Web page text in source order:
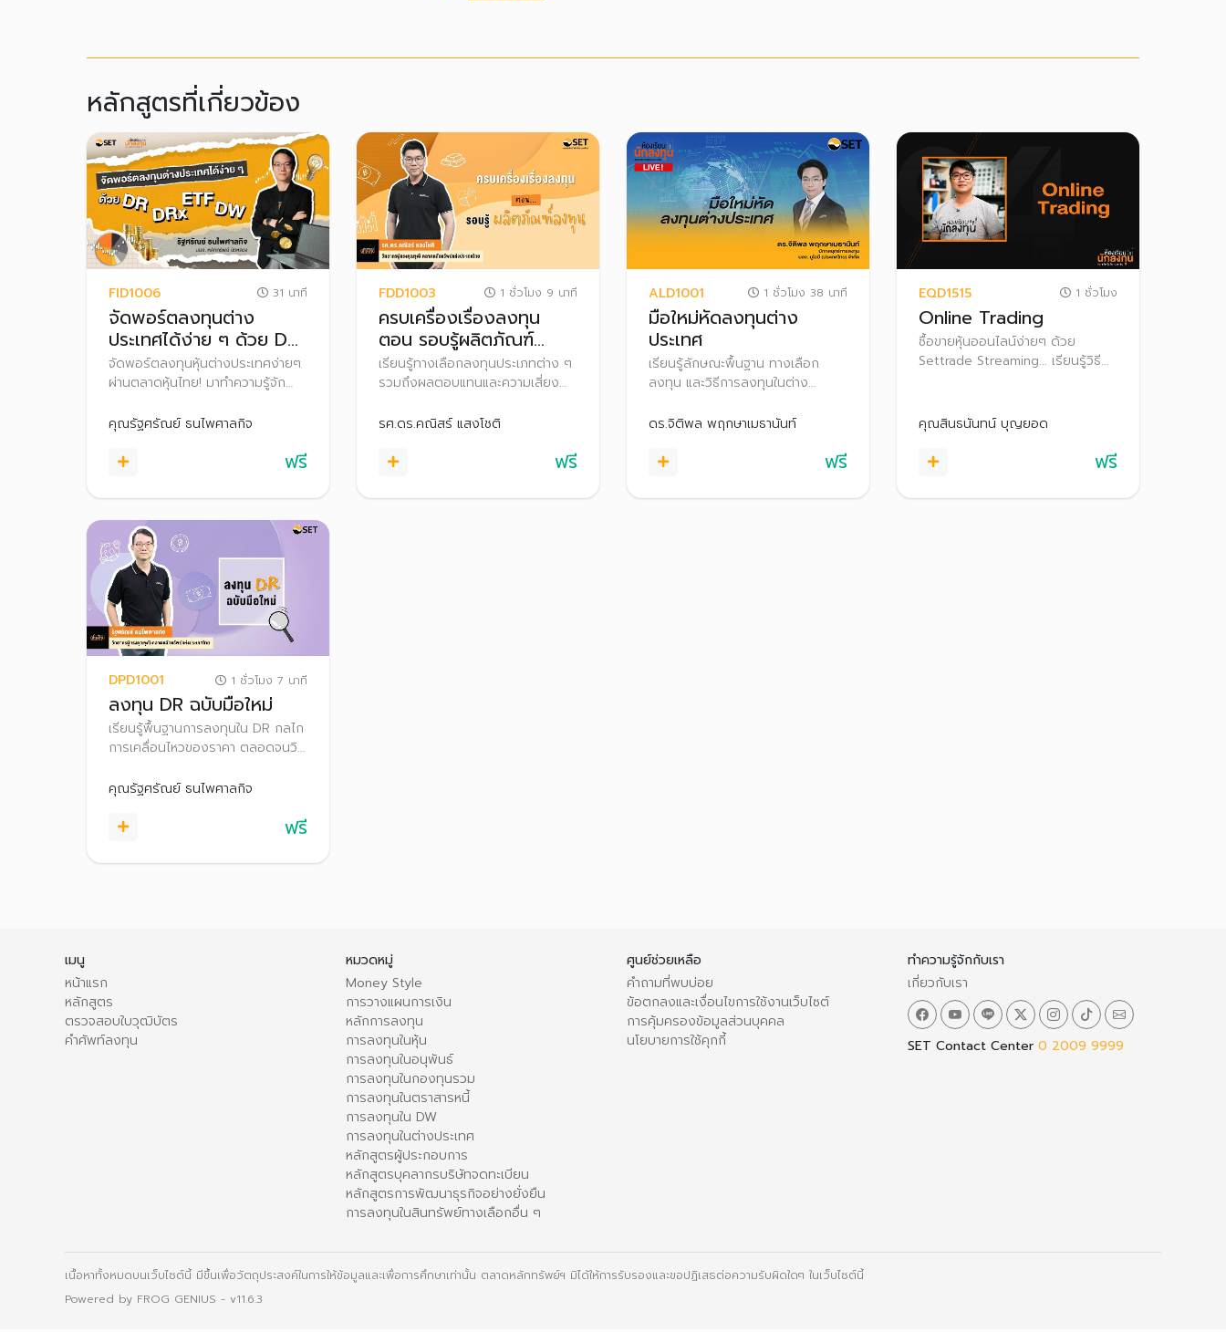
หลักสูตรที่เกี่ยวข้อง
FID1006 31 นาที
จัดพอร์ตลงทุนต่าง
ประเทศได้ง่าย ๆ ด้วย DR
DRx ETF DW
จัดพอร์ตลงทุนหุ้นต่างประเทศง่ายๆ
ผ่านตลาดหุ้นไทย! มาทำความรู้จัก
ลงทุนในบริษัทดังระดับโลกได้สะดวก
คุณรัฐศรัณย์ ธนไพศาลกิจ
ฟรี
FDD1003 1 ชั่วโมง 9 นาที
ครบเครื่องเรื่องลงทุน
ตอน รอบรู้ผลิตภัณฑ์
ลงทุน
เรียนรู้ทางเลือกลงทุนประเภทต่าง ๆ
รวมถึงผลตอบแทนและความเสี่ยง
สนามลงทุนอย่างมั่นใจ
รศ.ดร.คณิสร์ แสงโชติ
ฟรี
ALD1001 1 ชั่วโมง 38 นาที
มือใหม่หัดลงทุนต่าง
ประเทศ
เรียนรู้ลักษณะพื้นฐาน ทางเลือก
ลงทุน และวิธีการลงทุนในต่าง
ความเสี่ยงและเพิ่มโอกาสสร้างผล
ดร.จิติพล พฤกษาเมธานันท์
ฟรี
EQD1515 1 ชั่วโมง
Online Trading
ซื้อขายหุ้นออนไลน์ง่ายๆ ด้วย
Settrade Streaming... เรียนรู้วิธี
ใช้งานต่างๆ ใน Settrade
Streaming เพื่อใช้เป็นตัวช่วยในการ
ลงทุน
คุณสินธนันทน์ บุญยอด
ฟรี
DPD1001 1 ชั่วโมง 7 นาที
ลงทุน DR ฉบับมือใหม่
เรียนรู้พื้นฐานการลงทุนใน DR กลไก
การเคลื่อนไหวของราคา ตลอดจนวิธี
DR
คุณรัฐศรัณย์ ธนไพศาลกิจ
ฟรี
เมนู
หน้าแรก
หลักสูตร
ตรวจสอบใบวุฒิบัตร
คำศัพท์ลงทุน
หมวดหมู่
Money Style
การวางแผนการเงิน
หลักการลงทุน
การลงทุนในหุ้น
การลงทุนในอนุพันธ์
การลงทุนในกองทุนรวม
การลงทุนในตราสารหนี้
การลงทุนใน DW
การลงทุนในต่างประเทศ
หลักสูตรผู้ประกอบการ
หลักสูตรบุคลากรบริษัทจดทะเบียน
หลักสูตรการพัฒนาธุรกิจอย่างยั่งยืน
การลงทุนในสินทรัพย์ทางเลือกอื่น ๆ
ศูนย์ช่วยเหลือ
คำถามที่พบบ่อย
ข้อตกลงและเงื่อนไขการใช้งานเว็บไซต์
การคุ้มครองข้อมูลส่วนบุคคล
นโยบายการใช้คุกกี้
ทำความรู้จักกับเรา
เกี่ยวกับเรา
SET Contact Center 0 2009 9999
เนื้อหาทั้งหมดบนเว็บไซต์นี้ มีขึ้นเพื่อวัตถุประสงค์ในการให้ข้อมูลและเพื่อการศึกษาเท่านั้น ตลาดหลักทรัพย์ฯ มิได้ให้การรับรองและขอปฏิเสธต่อความรับผิดใดๆ ในเว็บไซต์นี้
Powered by FROG GENIUS - v11.6.3